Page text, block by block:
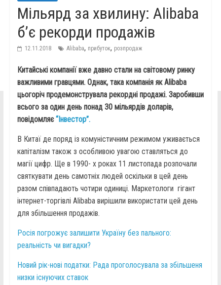
Мільярд за хвилину: Alibaba
б’є рекорди продажів
12.11.2018 Alibaba, прибуток, розпродаж
Китайські компанії вже давно стали на світовому ринку
важливими гравцями. Однак, така компанія як Alibaba
цьогоріч продемонструвала рекордні продажі. Заробивши
всього за один день понад 30 мільярдів доларів,
повідомляє“Інвестор”.
В Китаї де поряд із комуністичним режимом уживається
капіталізм також з особливою увагою ставляться до
магії цифр. Ще в 1990- х роках 11 листопада розпочали
святкувати день самотніх людей оскільки в цей день
разом співпадають чотири одиниці. Маркетологи гігант
інтернет-торгівлі Alibaba вирішили використати цей день
для збільшення продажів.
Росія погрожує залишити Україну без пального:
реальність чи вигадки?
Новий рік-нові податки: Рада проголосувала за збільшеня
низки існуючих ставок